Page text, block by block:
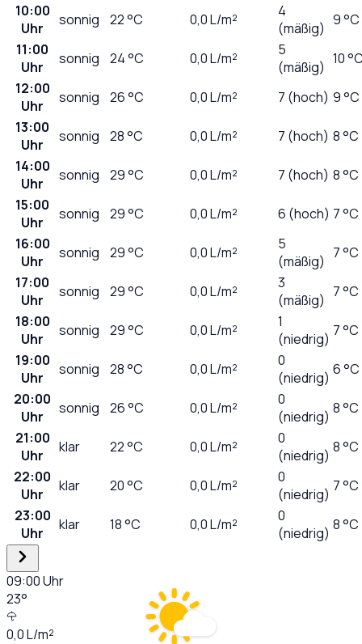
10:00
Uhr
sonnig 22°C 0,0L/m²
4
(mäßig) 9 °C
11:00
Uhr
sonnig 24°C 0,0L/m²
5
(mäßig) 10
12:00
Uhr
sonnig 26°C 0,0L/m² 7 (hoch) 9 °C
13:00
Uhr
sonnig 28°C 0,0L/m² 7 (hoch) 8 °C
14:00
Uhr
sonnig 29°C 0,0L/m² 7 (hoch) 8 °C
15:00
Uhr
sonnig 29°C 0,0L/m² 6 (hoch) 7 °C
16:00
Uhr
sonnig 29°C 0,0L/m²
5
(mäßig) 7 °C
17:00
Uhr
sonnig 29°C 0,0L/m²
3
(mäßig) 7 °C
18:00
Uhr
sonnig 29°C 0,0L/m²
1
(niedrig) 7 °C
19:00
Uhr
sonnig 28°C 0,0L/m²
0
(niedrig) 6 °C
20:00
Uhr
sonnig 26°C 0,0L/m²
0
(niedrig) 8 °C
21:00
Uhr
klar 22°C 0,0L/m²
0
(niedrig) 8 °C
22:00
Uhr
klar 20°C 0,0L/m²
0
(niedrig) 7 °C
23:00
Uhr
klar 18°C 0,0L/m²
0
(niedrig) 8 °C
09:00Uhr
23°
0,0L/m²